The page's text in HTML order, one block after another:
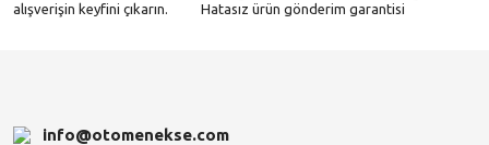
alışverişin keyfini çıkarın.
Hatasız ürün gönderim garantisi
info@otomenekse.com